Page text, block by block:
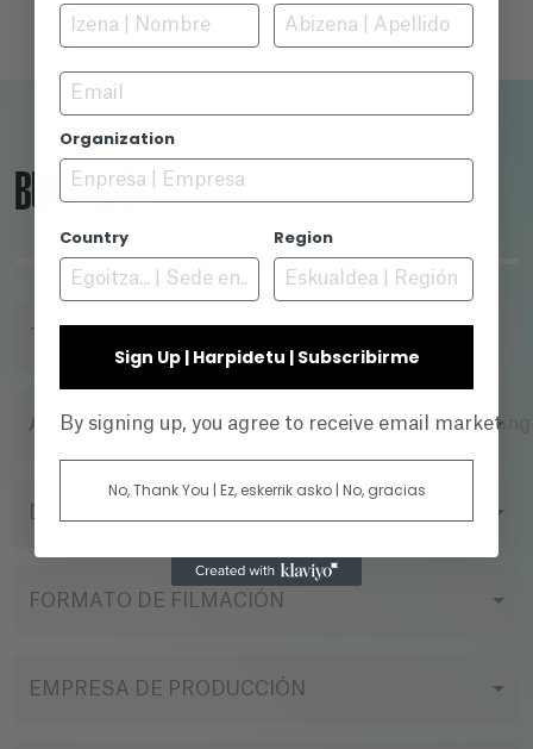
BUSCADOR
AÑO
FORMATO DE FILMACIÓN
EMPRESA DE PRODUCCIÓN
Email
Organization
Country Region
Sign Up | Harpidetu | Subscribirme
By signing up, you agree to receive email
No, Thank You | Ez, eskerrik asko | No, gracias